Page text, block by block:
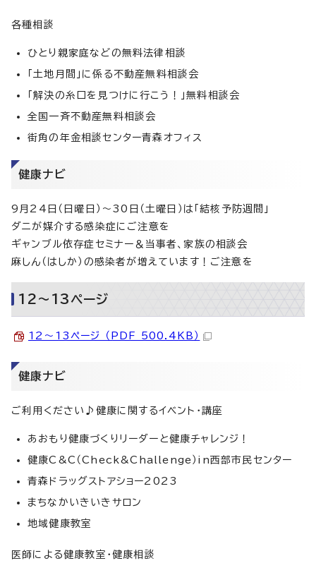
各種相談
ひとり親家庭などの無料法律相談
「土地月間」に係る不動産無料相談会
「解決の糸口を見つけに行こう！」無料相談会
全国一斉不動産無料相談会
街角の年金相談センター青森オフィス
健康ナビ
9月24日（日曜日）～30日（土曜日）は「結核予防週間」
ダニが媒介する感染症にご注意を
ギャンブル依存症セミナー＆当事者、家族の相談会
麻しん（はしか）の感染者が増えています！ご注意を
12～13ページ
12～13ページ （PDF 500.4KB）
健康ナビ
ご利用ください♪健康に関するイベント・講座
あおもり健康づくりリーダーと健康チャレンジ！
健康C&C（Check&Challenge）in西部市民センター
青森ドラッグストアショー2023
まちなかいきいきサロン
地域健康教室
医師による健康教室・健康相談